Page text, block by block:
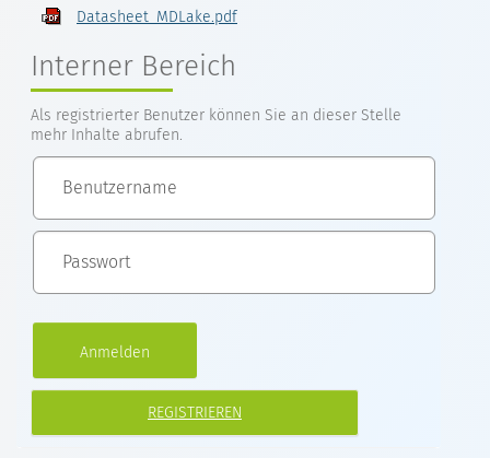
Datasheet_MDLake.pdf
Interner Bereich
Als registrierter Benutzer können Sie an dieser Stelle
mehr Inhalte abrufen.
REGISTRIEREN